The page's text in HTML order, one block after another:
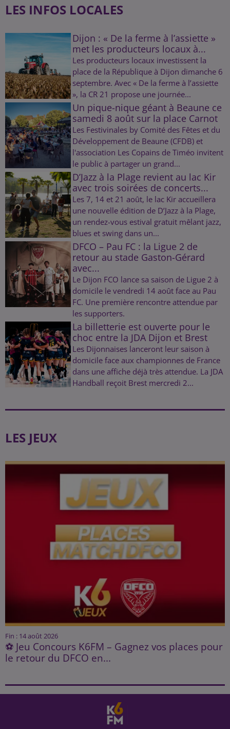
LES INFOS LOCALES
Dijon : « De la ferme à l’assiette »
met les producteurs locaux à...
Les producteurs locaux investissent la
place de la République à Dijon dimanche 6
septembre. Avec « De la ferme à l’assiette
», la CR 21 propose une journée...
Un pique-nique géant à Beaune ce
samedi 8 août sur la place Carnot
Les Festivinales by Comité des Fêtes et du
Développement de Beaune (CFDB) et
l'association Les Copains de Timéo invitent
le public à partager un grand...
D’Jazz à la Plage revient au lac Kir
avec trois soirées de concerts...
Les 7, 14 et 21 août, le lac Kir accueillera
une nouvelle édition de D’Jazz à la Plage,
un rendez-vous estival gratuit mêlant jazz,
blues et swing dans un...
DFCO – Pau FC : la Ligue 2 de
retour au stade Gaston-Gérard
avec...
Le Dijon FCO lance sa saison de Ligue 2 à
domicile le vendredi 14 août face au Pau
FC. Une première rencontre attendue par
les supporters.
La billetterie est ouverte pour le
choc entre la JDA Dijon et Brest
Les Dijonnaises lanceront leur saison à
domicile face aux championnes de France
dans une affiche déjà très attendue. La JDA
Handball reçoit Brest mercredi 2...
LES JEUX
Fin : 14 août 2026
⚽ Jeu Concours K6FM – Gagnez vos places pour
le retour du DFCO en...